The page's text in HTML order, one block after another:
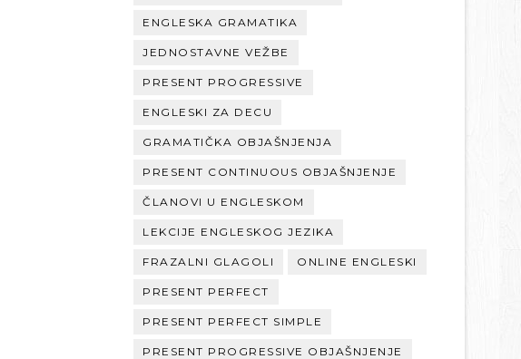
ENGLESKA GRAMATIKA
JEDNOSTAVNE VEŽBE
PRESENT PROGRESSIVE
ENGLESKI ZA DECU
GRAMATIČKA OBJAŠNJENJA
PRESENT CONTINUOUS OBJAŠNJENJE
ČLANOVI U ENGLESKOM
LEKCIJE ENGLESKOG JEZIKA
FRAZALNI GLAGOLI ONLINE ENGLESKI
PRESENT PERFECT
PRESENT PERFECT SIMPLE
PRESENT PROGRESSIVE OBJAŠNJENJE